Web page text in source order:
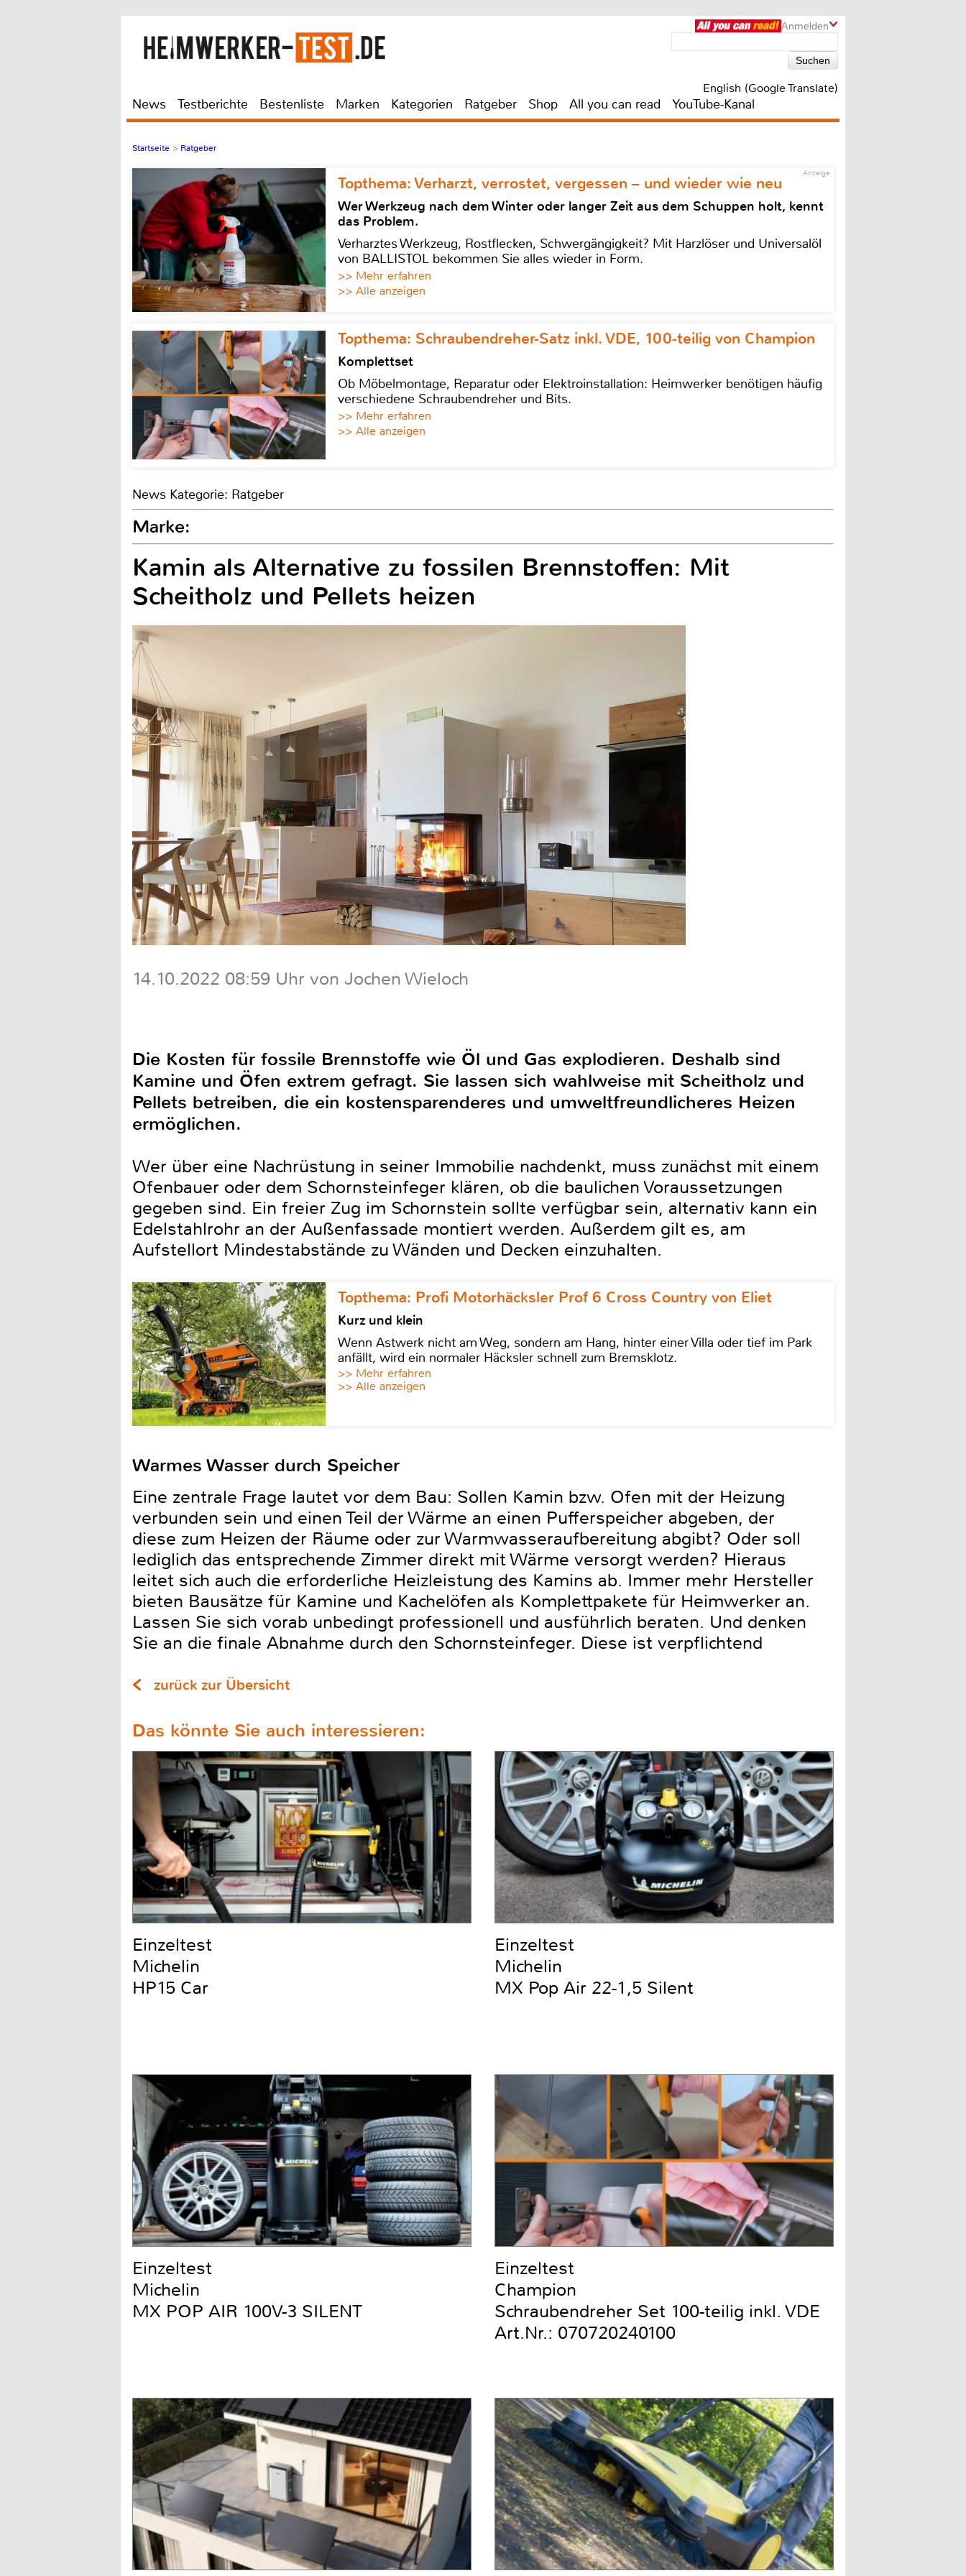
Anmelden
English (Google Translate)
News Testberichte Bestenliste Marken Kategorien Ratgeber Shop All you can read YouTube-Kanal
Startseite > Ratgeber
Anzeige
Topthema: Verharzt, verrostet, vergessen – und wieder wie neu
Wer Werkzeug nach dem Winter oder langer Zeit aus dem Schuppen holt, kennt
das Problem.
Verharztes Werkzeug, Rostflecken, Schwergängigkeit? Mit Harzlöser und Universalöl
von BALLISTOL bekommen Sie alles wieder in Form.
>> Mehr erfahren
>> Alle anzeigen
Topthema: Schraubendreher-Satz inkl. VDE, 100-teilig von Champion
Komplettset
Ob Möbelmontage, Reparatur oder Elektroinstallation: Heimwerker benötigen häufig
verschiedene Schraubendreher und Bits.
>> Mehr erfahren
>> Alle anzeigen
News Kategorie: Ratgeber
Marke:
Kamin als Alternative zu fossilen Brennstoffen: Mit
Scheitholz und Pellets heizen
14.10.2022 08:59 Uhr von Jochen Wieloch
Die Kosten für fossile Brennstoffe wie Öl und Gas explodieren. Deshalb sind
Kamine und Öfen extrem gefragt. Sie lassen sich wahlweise mit Scheitholz und
Pellets betreiben, die ein kostensparenderes und umweltfreundlicheres Heizen
ermöglichen.
Wer über eine Nachrüstung in seiner Immobilie nachdenkt, muss zunächst mit einem
Ofenbauer oder dem Schornsteinfeger klären, ob die baulichen Voraussetzungen
gegeben sind. Ein freier Zug im Schornstein sollte verfügbar sein, alternativ kann ein
Edelstahlrohr an der Außenfassade montiert werden. Außerdem gilt es, am
Aufstellort Mindestabstände zu Wänden und Decken einzuhalten.
Topthema: Profi Motorhäcksler Prof 6 Cross Country von Eliet
Kurz und klein
Wenn Astwerk nicht am Weg, sondern am Hang, hinter einer Villa oder tief im Park
anfällt, wird ein normaler Häcksler schnell zum Bremsklotz.
>> Mehr erfahren
>> Alle anzeigen
Warmes Wasser durch Speicher
Eine zentrale Frage lautet vor dem Bau: Sollen Kamin bzw. Ofen mit der Heizung
verbunden sein und einen Teil der Wärme an einen Pufferspeicher abgeben, der
diese zum Heizen der Räume oder zur Warmwasseraufbereitung abgibt? Oder soll
lediglich das entsprechende Zimmer direkt mit Wärme versorgt werden? Hieraus
leitet sich auch die erforderliche Heizleistung des Kamins ab. Immer mehr Hersteller
bieten Bausätze für Kamine und Kachelöfen als Komplettpakete für Heimwerker an.
Lassen Sie sich vorab unbedingt professionell und ausführlich beraten. Und denken
Sie an die finale Abnahme durch den Schornsteinfeger. Diese ist verpflichtend
zurück zur Übersicht
Das könnte Sie auch interessieren:
Einzeltest
Michelin
HP15 Car
Einzeltest
Michelin
MX Pop Air 22-1,5 Silent
Einzeltest
Michelin
MX POP AIR 100V-3 SILENT
Einzeltest
Champion
Schraubendreher Set 100-teilig inkl. VDE
Art.Nr.: 070720240100